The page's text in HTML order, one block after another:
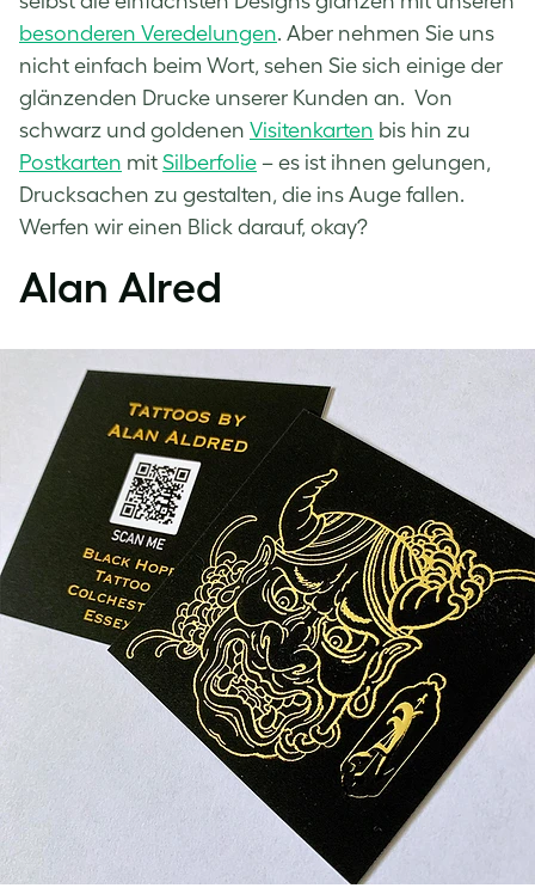
besonderen Veredelungen. Aber nehmen Sie uns
nicht einfach beim Wort, sehen Sie sich einige der
glänzenden Drucke unserer Kunden an. Von
schwarz und goldenen Visitenkarten bis hin zu
Postkarten mit Silberfolie – es ist ihnen gelungen,
Drucksachen zu gestalten, die ins Auge fallen.
Werfen wir einen Blick darauf, okay?
Alan Alred